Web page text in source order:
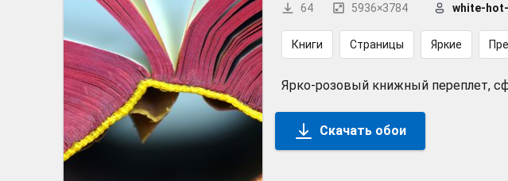
64 5936×3784 white-
Книги Страницы Яркие
Ярко-розовый книжный переплет,
Скачать обои